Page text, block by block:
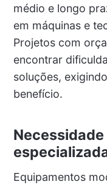
médio e longo
em máquinas e
Projetos com
encontrar
soluções,
benefício.
Equipamentos